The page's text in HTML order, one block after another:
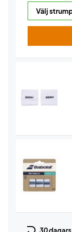
30 dagars